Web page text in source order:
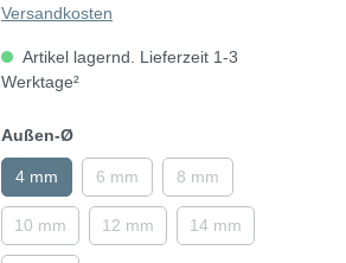
Versandkosten
Artikel lagernd. Lieferzeit 1-3
Werktage²
Außen-Ø
4 mm 6 mm 8 mm
10 mm 12 mm 14 mm